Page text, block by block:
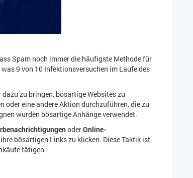
Spam noch immer die häufigste Methode für
9 von 10 Infektionsversuchen im Laufe des
zu bringen, bösartige Websites zu
oder eine andere Aktion durchzuführen, die zu
wurden bösartige Anhänge verwendet.
oderOnline-
bösartigen Links zu klicken. Diese Taktik ist
tätigen.